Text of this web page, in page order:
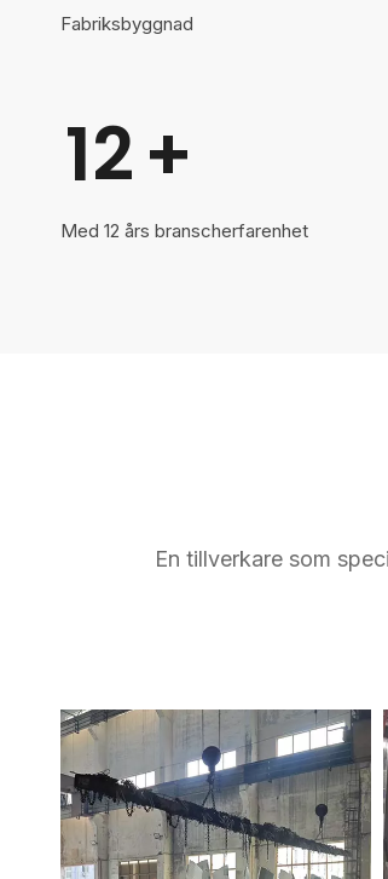
Fabriksbyggnad
12+
Med 12 års branscherfarenhet
En tillverkare som